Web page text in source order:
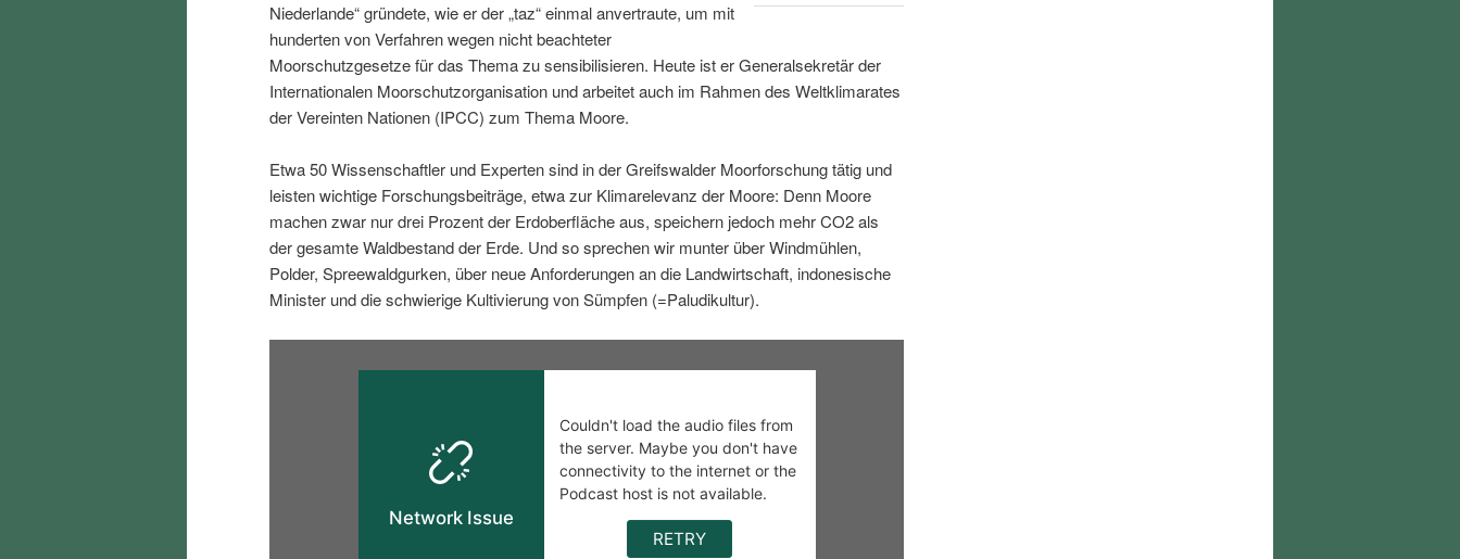
i
n
e
n
p
r
n
g
e
Niederlande“ gründete, wie er der „taz“ einmal anvertraute, um mit
hunderten von Verfahren wegen nicht beachteter
Moorschutzgesetze für das Thema zu sensibilisieren. Heute ist er Generalsekretär der
Internationalen Moorschutzorganisation und arbeitet auch im Rahmen des Weltklimarates
der Vereinten Nationen (IPCC) zum Thema Moore.
Etwa 50 Wissenschaftler und Experten sind in der Greifswalder Moorforschung tätig und
leisten wichtige Forschungsbeiträge, etwa zur Klimarelevanz der Moore: Denn Moore
machen zwar nur drei Prozent der Erdoberfläche aus, speichern jedoch mehr CO2 als
der gesamte Waldbestand der Erde. Und so sprechen wir munter über Windmühlen,
Polder, Spreewaldgurken, über neue Anforderungen an die Landwirtschaft, indonesische
Minister und die schwierige Kultivierung von Sümpfen (=Paludikultur).